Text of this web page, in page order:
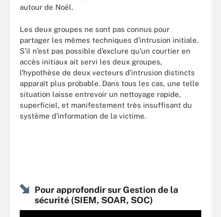
autour de Noël.
Les deux groupes ne sont pas connus pour
partager les mêmes techniques d’intrusion initiale.
S’il n’est pas possible d’exclure qu’un courtier en
accès initiaux ait servi les deux groupes,
l’hypothèse de deux vecteurs d’intrusion distincts
apparaît plus probable. Dans tous les cas, une telle
situation laisse entrevoir un nettoyage rapide,
superficiel, et manifestement très insuffisant du
système d’information de la victime.
Pour approfondir sur Gestion de la
sécurité (SIEM, SOAR, SOC)